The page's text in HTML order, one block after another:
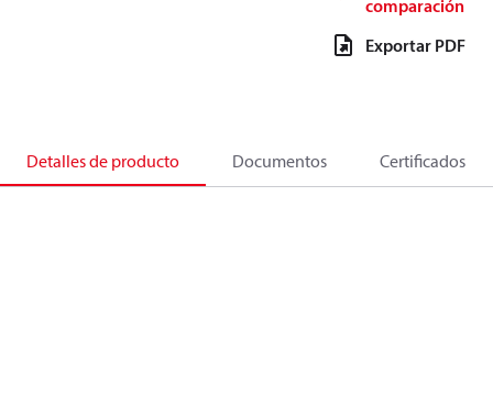
comparación
Exportar PDF
Detalles de producto Documentos Certificados